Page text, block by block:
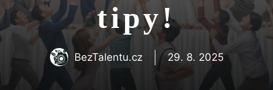
tipy!
BezTalentu.cz 29. 8. 2025